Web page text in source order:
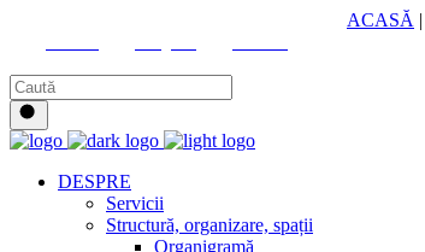
ACASĂ |
DESPRE
Servicii
Structură, organizare, spații
Organigramă